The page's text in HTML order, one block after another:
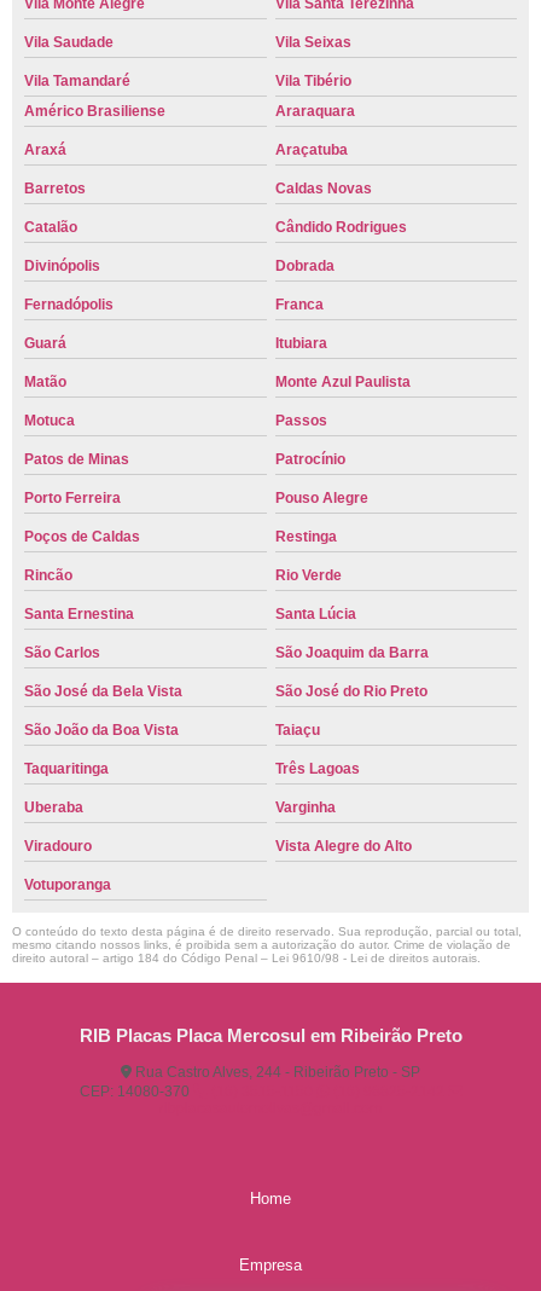
Vila Monte Alegre Vila Santa Terezinha
Vila Saudade Vila Seixas
Vila Tamandaré
Vila Tibério
Américo Brasiliense
Araraquara
Araxá Araçatuba
Barretos Caldas Novas
Catalão Cândido Rodrigues
Divinópolis Dobrada
Fernadópolis Franca
Guará Itubiara
Matão Monte Azul Paulista
Motuca Passos
Patos de Minas Patrocínio
Porto Ferreira Pouso Alegre
Poços de Caldas Restinga
Rincão Rio Verde
Santa Ernestina Santa Lúcia
São Carlos São Joaquim da Barra
São José da Bela Vista São José do Rio Preto
São João da Boa Vista Taiaçu
Taquaritinga Três Lagoas
Uberaba Varginha
Viradouro Vista Alegre do Alto
Votuporanga
O conteúdo do texto desta página é de direito reservado. Sua reprodução, parcial ou total,
mesmo citando nossos links, é proibida sem a autorização do autor. Crime de violação de
direito autoral – artigo 184 do Código Penal – Lei 9610/98 - Lei de direitos autorais
RIB Placas Placa Mercosul em Ribeirão Preto
Rua Castro Alves, 244 - Ribeirão Preto - SP
CEP: 14080-370
Home
Empresa